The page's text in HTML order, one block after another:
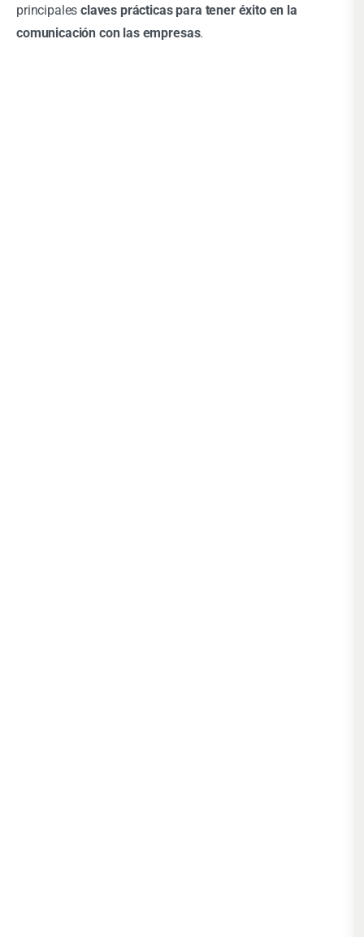
principalesclaves prácticas para tener éxito en la
comunicación con las empresas.